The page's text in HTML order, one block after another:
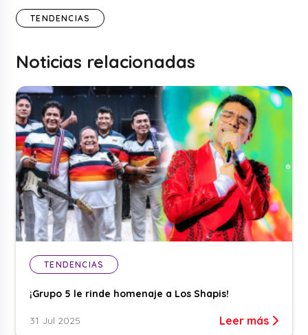
TENDENCIAS
Noticias relacionadas
TENDENCIAS
¡Grupo 5 le rinde homenaje a Los Shapis!
31 Jul 2025 Leer más